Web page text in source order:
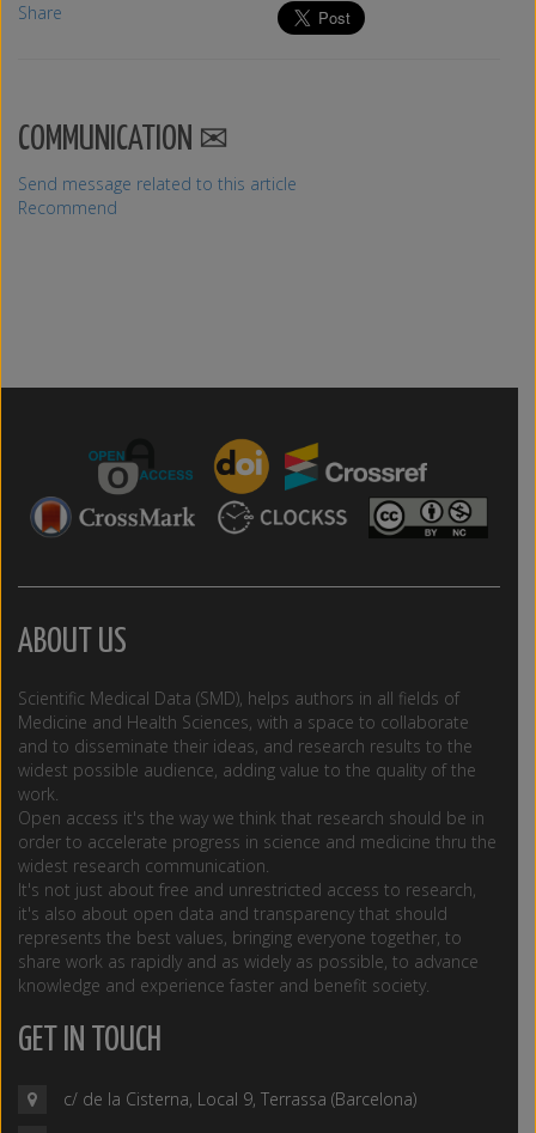
Share
COMMUNICATION
Send message related to this article
Recommend
ABOUT US
Scientific Medical Data (SMD), helps authors in all fields of
Medicine and Health Sciences, with a space to collaborate
and to disseminate their ideas, and research results to the
widest possible audience, adding value to the quality of the
work.
Open access it's the way we think that research should be in
order to accelerate progress in science and medicine thru the
widest research communication.
It's not just about free and unrestricted access to research,
it's also about open data and transparency that should
represents the best values, bringing everyone together, to
share work as rapidly and as widely as possible, to advance
knowledge and experience faster and benefit society.
GET IN TOUCH
c/ de la Cisterna, Local 9, Terrassa (Barcelona)